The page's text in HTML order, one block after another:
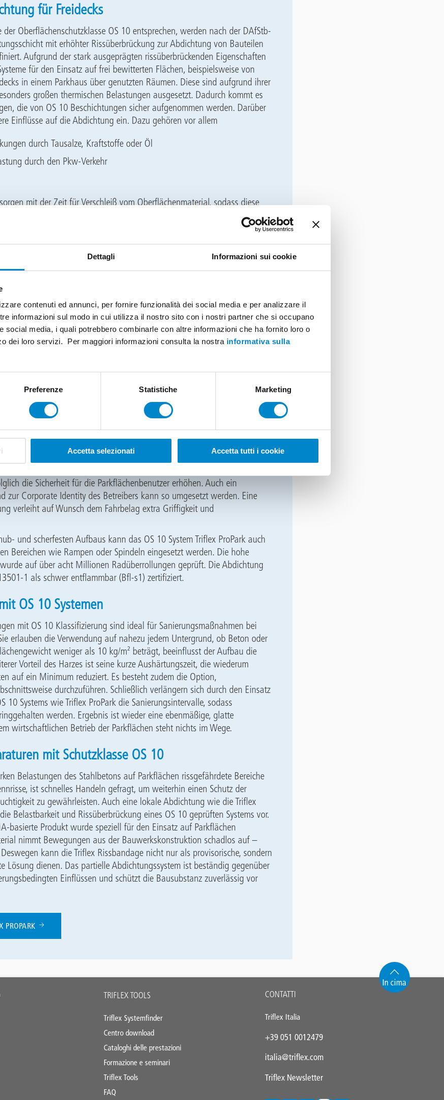
Dettagli Informazioni sui cookie
contenuti ed annunci, per fornire funzionalità dei social media e per analizzare il
informazioni sul modo in cui utilizza il nostro sito con i nostri partner che si occupano
social media, i quali potrebbero combinarle con altre informazioni che ha fornito loro o
dei loro servizi. Per maggiori informazioni consulta la nostra informativa sulla
Preferenze Statistiche Marketing
Accetta selezionati Accetta tutti i cookie
für Freidecks
der Oberflächenschutzklasse OS 10 entsprechen, werden nach der DAfStb-
mit erhöhter Rissüberbrückung zur Abdichtung von Bauteilen
Aufgrund der stark ausgeprägten rissüberbrückenden Eigenschaften
für den Einsatz auf frei bewitterten Flächen, beispielsweise von
in einem Parkhaus über genutzten Räumen. Diese sind aufgrund ihrer
großen thermischen Belastungen ausgesetzt. Dadurch kommt es
die von OS 10 Beschichtungen sicher aufgenommen werden. Darüber
Einflüsse auf die Abdichtung ein. Dazu gehören vor allem
durch Tausalze, Kraftstoffe oder Öl
durch den Pkw-Verkehr
mit der Zeit für Verschleiß vom Oberflächenmaterial, sodass diese
Systemlösungen mit Klasse OS 10 sind dauerhaft beständig gegenüber all
bieten Bauherren somit einen langfristigen Schutz, auf den sie sich
mit OS 10 Prüfzeugnis
(abP) der Klasse OS 10. Die Flüssigkunststoff-Lösung auf Basis
(kurz: PMMA) haftet vollflächig und ist hinterlaufsicher. Sie ist
hoch elastischen sowie widerstandsfähigen Spezialvlies ausgestattet, das
Harzes eingelegt wird. Der Systemaufbau erfolgt in mehreren Schritten:
(z. B. Detail-Abdichtung Triflex ProDetail)
sind optional. Die Nutzschicht kann mit einem farbigen Finish
die Sicherheit für die Parkflächenbenutzer erhöhen. Auch ein
zur Corporate Identity des Betreibers kann so umgesetzt werden. Eine
verleiht auf Wunsch dem Fahrbelag extra Griffigkeit und
und scherfesten Aufbaus kann das OS 10 System Triflex ProPark auch
Bereichen wie Rampen oder Spindeln eingesetzt werden. Die hohe
auf über acht Millionen Radüberrollungen geprüft. Die Abdichtung
1 als schwer entflammbar (Bfl-s1) zertifiziert.
OS 10 Systemen
mit OS 10 Klassifizierung sind ideal für Sanierungsmaßnahmen bei
erlauben die Verwendung auf nahezu jedem Untergrund, ob Beton oder
weniger als 10 kg/m² beträgt, beeinflusst der Aufbau die
Vorteil des Harzes ist seine kurze Aushärtungszeit, die wiederum
auf ein Minimum reduziert. Es besteht zudem die Option,
durchzuführen. Schließlich verlängern sich durch den Einsatz
10 Systems wie Triflex ProPark die Sanierungsintervalle, sodass
werden. Ergebnis ist wieder eine ebenmäßige, glatte
wirtschaftlichen Betrieb der Parkflächen steht nichts im Wege.
mit Schutzklasse OS 10
Belastungen des Stahlbetons auf Parkflächen rissgefährdete Bereiche
ist schnelles Handeln gefragt, um weiterhin einen Schutz der
zu gewährleisten. Auch eine lokale Abdichtung wie die Triflex
Belastbarkeit und Rissüberbrückung eines OS 10 geprüften Systems vor.
basierte Produkt wurde speziell für den Einsatz auf Parkflächen
nimmt Bewegungen aus der Bauwerkskonstruktion schadlos auf –
kann die Triflex Rissbandage nicht nur als provisorische, sondern
Lösung dienen. Das partielle Abdichtungssystem ist beständig gegenüber
Einflüssen und schützt die Bausubstanz zuverlässig vor
PROPARK
In cima
TRIFLEX TOOLS
Triflex Systemfinder
Centro download
Cataloghi delle prestazioni
Formazione e seminari
Triflex Tools
FAQ
CONTATTI
Triflex Italia
+39 051 0012479
italia@triflex.com
Triflex Newsletter